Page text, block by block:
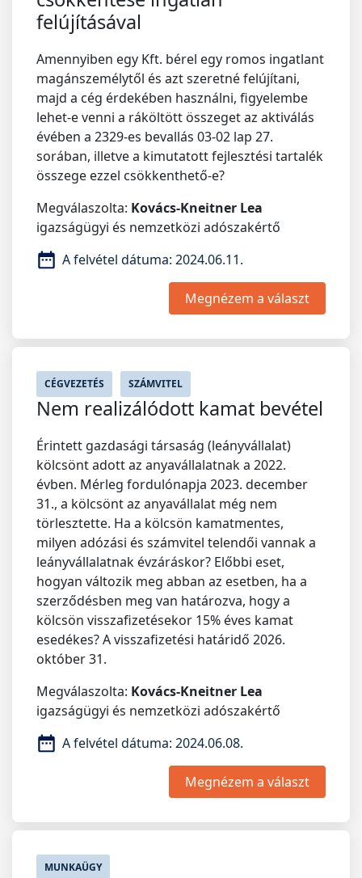
felújításával
Amennyiben egy Kft. bérel egy romos ingatlant
magánszemélytől és azt szeretné felújítani,
majd a cég érdekében használni, figyelembe
lehet-e venni a ráköltött összeget az aktiválás
évében a 2329-es bevallás 03-02 lap 27.
sorában, illetve a kimutatott fejlesztési tartalék
összege ezzel csökkenthető-e?
Megválaszolta: Kovács-Kneitner Lea
igazságügyi és nemzetközi adószakértő
A felvétel dátuma: 2024.06.11.
Megnézem a választ
CÉGVEZETÉS SZÁMVITEL
Nem realizálódott kamat bevétel
Érintett gazdasági társaság (leányvállalat)
kölcsönt adott az anyavállalatnak a 2022.
évben. Mérleg fordulónapja 2023. december
31., a kölcsönt az anyavállalat még nem
törlesztette. Ha a kölcsön kamatmentes,
milyen adózási és számvitel telendői vannak a
leányvállalatnak évzáráskor? Előbbi eset,
hogyan változik meg abban az esetben, ha a
szerződésben meg van határozva, hogy a
kölcsön visszafizetésekor 15% éves kamat
esedékes? A visszafizetési határidő 2026.
október 31.
Megválaszolta: Kovács-Kneitner Lea
igazságügyi és nemzetközi adószakértő
A felvétel dátuma: 2024.06.08.
Megnézem a választ
MUNKAÜGY